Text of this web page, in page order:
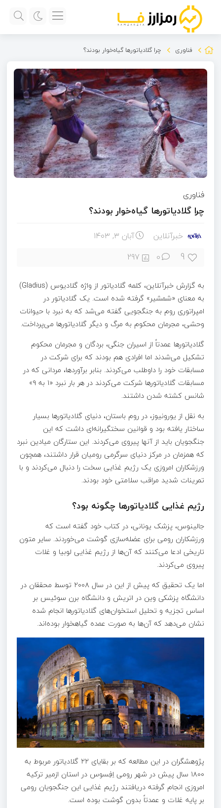
فناوری چرا گلادیاتورها گیاه‌خوار بودند؟
فناوری
چرا گلادیاتورها گیاه‌خوار بودند؟
خبرآنلاین آبان ۳, ۱۴۰۳
9
0
297
به گزارش خبرآنلاین، کلمه گلادیاتور از واژه گلادیوس (Gladius)
به معنای «شمشیر» گرفته شده‌ است. یک گلادیاتور در
امپراتوری روم به جنگجویی گفته می‌شد که به نبرد با حیوانات
وحشی، مجرمان محکوم به مرگ و دیگر گلادیاتورها می‌پرداخت.
گلادیاتورها عمدتاً از اسیران جنگی، بردگان و مجرمان محکوم
تشکیل می‌شدند اما افرادی هم بودند که برای شرکت در
مسابقات خود را داوطلب می‌کردند. بنابر برآوردها، مردانی که در
مسابقات گلادیاتورها شرکت می‌کردند در هر بار نبرد «۱ به ۹»
شانس کشته شدن داشتند.
به نقل از یورونیوز، در روم باستان، دنیای گلادیاتورها بسیار
ساختار یافته بود و قوانین سختگیرانه‌ای داشت که این
جنگجویان باید از آنها پیروی می‌کردند. این ستارگان میادین نبرد
که همزمان در مرکز دنیای سرگرمی رومیان قرار داشتند، همچون
ورزشکاران امروزی یک رژیم غذایی سخت را دنبال می‌کردند و با
تمرینات شدید مراقب سلامتی خود بودند.
رژیم غذایی گلادیاتورها چگونه بود؟
جالینوس، پزشک یونانی، در کتاب خود گفته است که
ورزشکاران رومی برای عضله‌سازی گوشت می‌خوردند. سایر متون
تاریخی ادعا می‌کنند که آن‌ها از رژیم غذایی لوبیا و غلات
پیروی می‌کردند.
اما یک تحقیق که پیش از این در سال ۲۰۰۸ توسط محققان در
دانشگاه پزشکی وین در اتریش و دانشگاه برن سوئیس بر
اساس تجزیه و تحلیل استخوان‌های گلادیاتورها انجام شده
نشان می‌دهد که آن‌ها به صورت عمده گیاهخوار بوده‌اند.
پژوهشگران در این مطالعه که بر بقایای ۲۲ گلادیاتور مربوط به
۱۸۰۰ سال پیش در شهر رومی اِفِسوس در استان ازمیر ترکیه
امروزی انجام گرفته دریافتند رژیم غذایی این جنگجویان رومی
بر پایه غلات و عمدتاً بدون گوشت بوده است.